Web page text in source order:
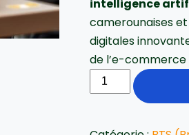
intelligence
camerounaises
digitales
de l’e-commerce